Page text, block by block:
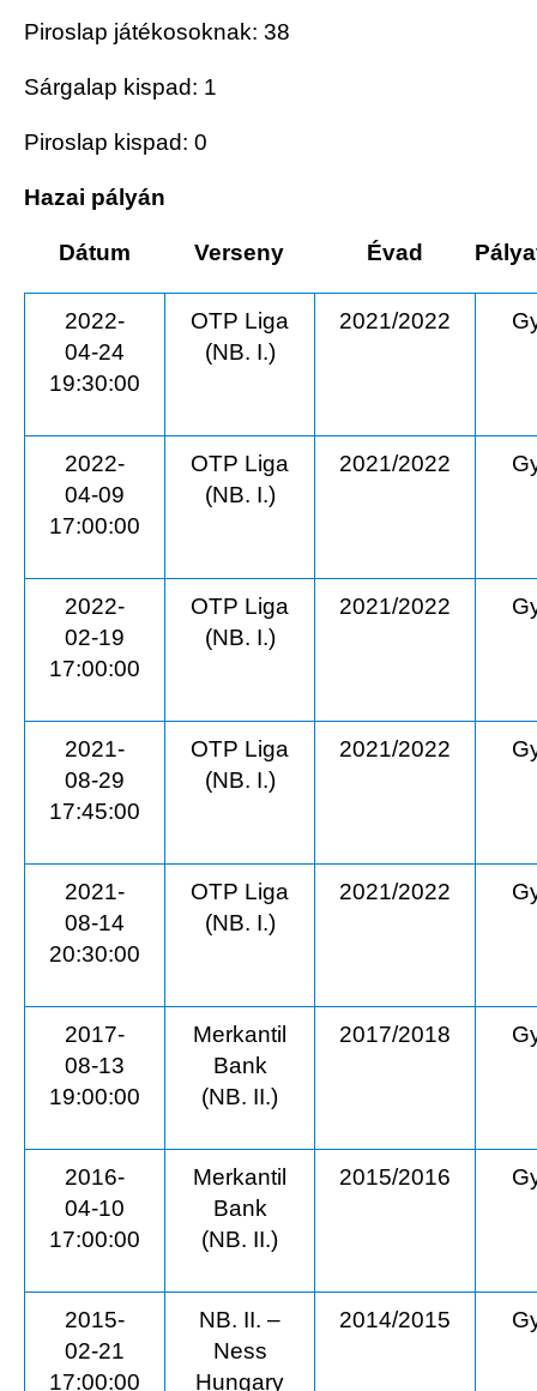
Piroslap játékosoknak: 38
Sárgalap kispad: 1
Piroslap kispad: 0
Hazai pályán
Dátum Verseny Évad
2022-
04-24
19:30:00
OTP Liga
(NB. I.)
2021/2022
2022-
04-09
17:00:00
OTP Liga
(NB. I.)
2021/2022
2022-
02-19
17:00:00
OTP Liga
(NB. I.)
2021/2022
2021-
08-29
17:45:00
OTP Liga
(NB. I.)
2021/2022
2021-
08-14
20:30:00
OTP Liga
(NB. I.)
2021/2022
2017-
08-13
19:00:00
Merkantil
Bank
(NB. II.)
2017/2018
2016-
04-10
17:00:00
Merkantil
Bank
(NB. II.)
2015/2016
2015-
02-21
17:00:00
NB. II. –
Ness
Hungary
2014/2015